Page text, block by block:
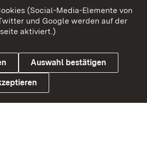
Datenschutz
(Social-Media-Elemente von
und Google werden auf der
aktiviert.)
Auswahl bestätigen